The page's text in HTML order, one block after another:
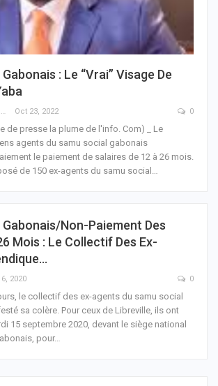
: Le “vrai” Visage De
Guy Germain Maganga Nziengui Oct 23, 2022 0
de presse la plume de l'info. Com) _ Le
agents du samu social gabonais
le paiement de salaires de 12 à 26 mois.
de 150 ex-agents du samu social
Non-Paiement Des
Mois : Le Collectif Des Ex-
2020 0
le collectif des ex-agents du samu social
sa colère. Pour ceux de Libreville, ils ont
15 septembre 2020, devant le siège national
pour…